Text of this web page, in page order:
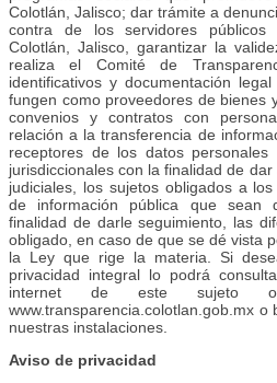
Colotlán, Jalisco; dar trámite a
contra de los servidores públicos
Colotlán, Jalisco, garantizar la
realiza el Comité de
identificativos y documentación
fungen como proveedores de bienes
convenios y contratos con
relación a la transferencia de
receptores de los datos
jurisdiccionales con la finalidad de
judiciales, los sujetos obligados a
de información pública que sean
finalidad de darle seguimiento, las
obligado, en caso de que se dé vista
la Ley que rige la materia. Si
privacidad integral lo podrá
internet de este sujeto
www.transparencia.colotlan.gob.mx
nuestras instalaciones.
Aviso de privacidad